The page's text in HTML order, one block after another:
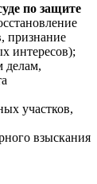
по защите
признание
интересов);
делам,
участков,
взыскания